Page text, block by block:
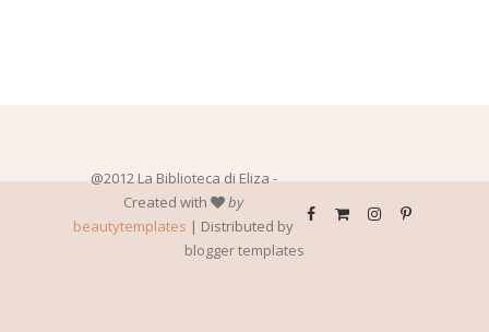
@2012 La Biblioteca di Eliza -
Created with
by
beautytemplates | Distributed by
blogger templates